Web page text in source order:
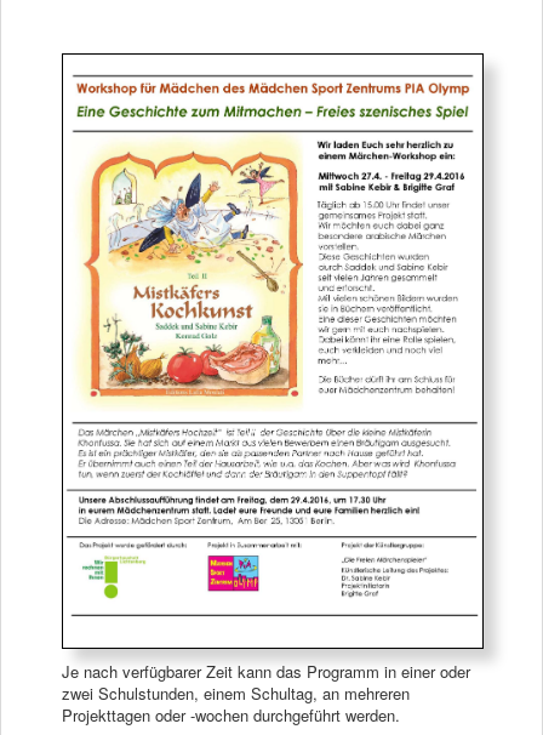
Je nach verfügbarer Zeit kann das Programm in einer oder
zwei Schulstunden, einem Schultag, an mehreren
Projekttagen oder -wochen durchgeführt werden.